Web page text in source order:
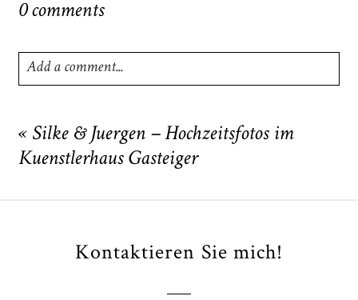
0 comments
Add a comment...
are marked *
« Silke & Juergen – Hochzeitsfotos im
Kuenstlerhaus Gasteiger
Kontaktieren Sie mich!